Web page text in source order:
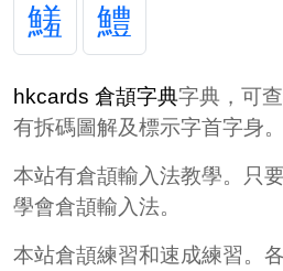
鱃
鱧
hkcards 倉頡字典字典，可
有拆碼圖解及標示字首字身
本站有倉頡輸入法教學。只
學會倉頡輸入法。
本站倉頡練習和速成練習。